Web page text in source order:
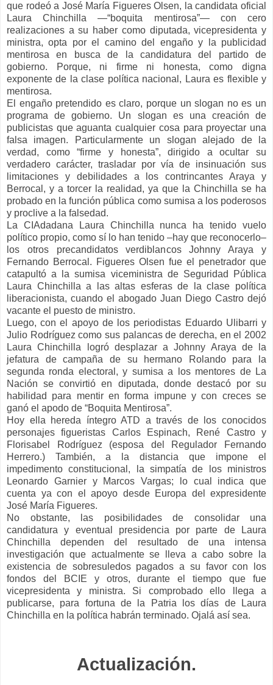
que rodeó a José María Figueres Olsen, la candidata oficial
Laura Chinchilla —“boquita mentirosa”— con cero
realizaciones a su haber como diputada, vicepresidenta y
ministra, opta por el camino del engaño y la publicidad
mentirosa en busca de la candidatura del partido de
gobierno. Porque, ni firme ni honesta, como digna
exponente de la clase política nacional, Laura es flexible y
mentirosa.
El engaño pretendido es claro, porque un slogan no es un
programa de gobierno. Un slogan es una creación de
publicistas que aguanta cualquier cosa para proyectar una
falsa imagen. Particularmente un slogan alejado de la
verdad, como “firme y honesta”, dirigido a ocultar su
verdadero carácter, trasladar por vía de insinuación sus
limitaciones y debilidades a los contrincantes Araya y
Berrocal, y a torcer la realidad, ya que la Chinchilla se ha
probado en la función pública como sumisa a los poderosos
y proclive a la falsedad.
La CIAdadana Laura Chinchilla nunca ha tenido vuelo
político propio, como sí lo han tenido –hay que reconocerlo–
los otros precandidatos verdiblancos Johnny Araya y
Fernando Berrocal. Figueres Olsen fue el penetrador que
catapultó a la sumisa viceministra de Seguridad Pública
Laura Chinchilla a las altas esferas de la clase política
liberacionista, cuando el abogado Juan Diego Castro dejó
vacante el puesto de ministro.
Luego, con el apoyo de los periodistas Eduardo Ulibarri y
Julio Rodríguez como sus palancas de derecha, en el 2002
Laura Chinchilla logró desplazar a Johnny Araya de la
jefatura de campaña de su hermano Rolando para la
segunda ronda electoral, y sumisa a los mentores de La
Nación se convirtió en diputada, donde destacó por su
habilidad para mentir en forma impune y con creces se
ganó el apodo de “Boquita Mentirosa”.
Hoy ella hereda íntegro ATD a través de los conocidos
personajes figueristas Carlos Espinach, René Castro y
Florisabel Rodríguez (esposa del Regulador Fernando
Herrero.) También, a la distancia que impone el
impedimento constitucional, la simpatía de los ministros
Leonardo Garnier y Marcos Vargas; lo cual indica que
cuenta ya con el apoyo desde Europa del expresidente
José María Figueres.
No obstante, las posibilidades de consolidar una
candidatura y eventual presidencia por parte de Laura
Chinchilla dependen del resultado de una intensa
investigación que actualmente se lleva a cabo sobre la
existencia de sobresuledos pagados a su favor con los
fondos del BCIE y otros, durante el tiempo que fue
vicepresidenta y ministra. Si comprobado ello llega a
publicarse, para fortuna de la Patria los días de Laura
Chinchilla en la política habrán terminado. Ojalá así sea.
Actualización.